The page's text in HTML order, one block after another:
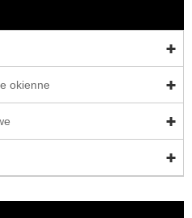
okienne